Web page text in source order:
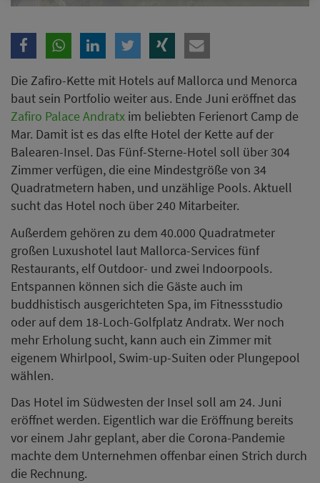
Die Zafiro-Kette mit Hotels auf Mallorca und Menorca
baut sein Portfolio weiter aus. Ende Juni eröffnet das
Zafiro Palace Andratx im beliebten Ferienort Camp de
Mar. Damit ist es das elfte Hotel der Kette auf der
Balearen-Insel. Das Fünf-Sterne-Hotel soll über 304
Zimmer verfügen, die eine Mindestgröße von 34
Quadratmetern haben, und unzählige Pools. Aktuell
sucht das Hotel noch über 240 Mitarbeiter.
Außerdem gehören zu dem 40.000 Quadratmeter
großen Luxushotel laut Mallorca-Services fünf
Restaurants, elf Outdoor- und zwei Indoorpools.
Entspannen können sich die Gäste auch im
buddhistisch ausgerichteten Spa, im Fitnessstudio
oder auf dem 18-Loch-Golfplatz Andratx. Wer noch
mehr Erholung sucht, kann auch ein Zimmer mit
eigenem Whirlpool, Swim-up-Suiten oder Plungepool
wählen.
Das Hotel im Südwesten der Insel soll am 24. Juni
eröffnet werden. Eigentlich war die Eröffnung bereits
vor einem Jahr geplant, aber die Corona-Pandemie
machte dem Unternehmen offenbar einen Strich durch
die Rechnung.